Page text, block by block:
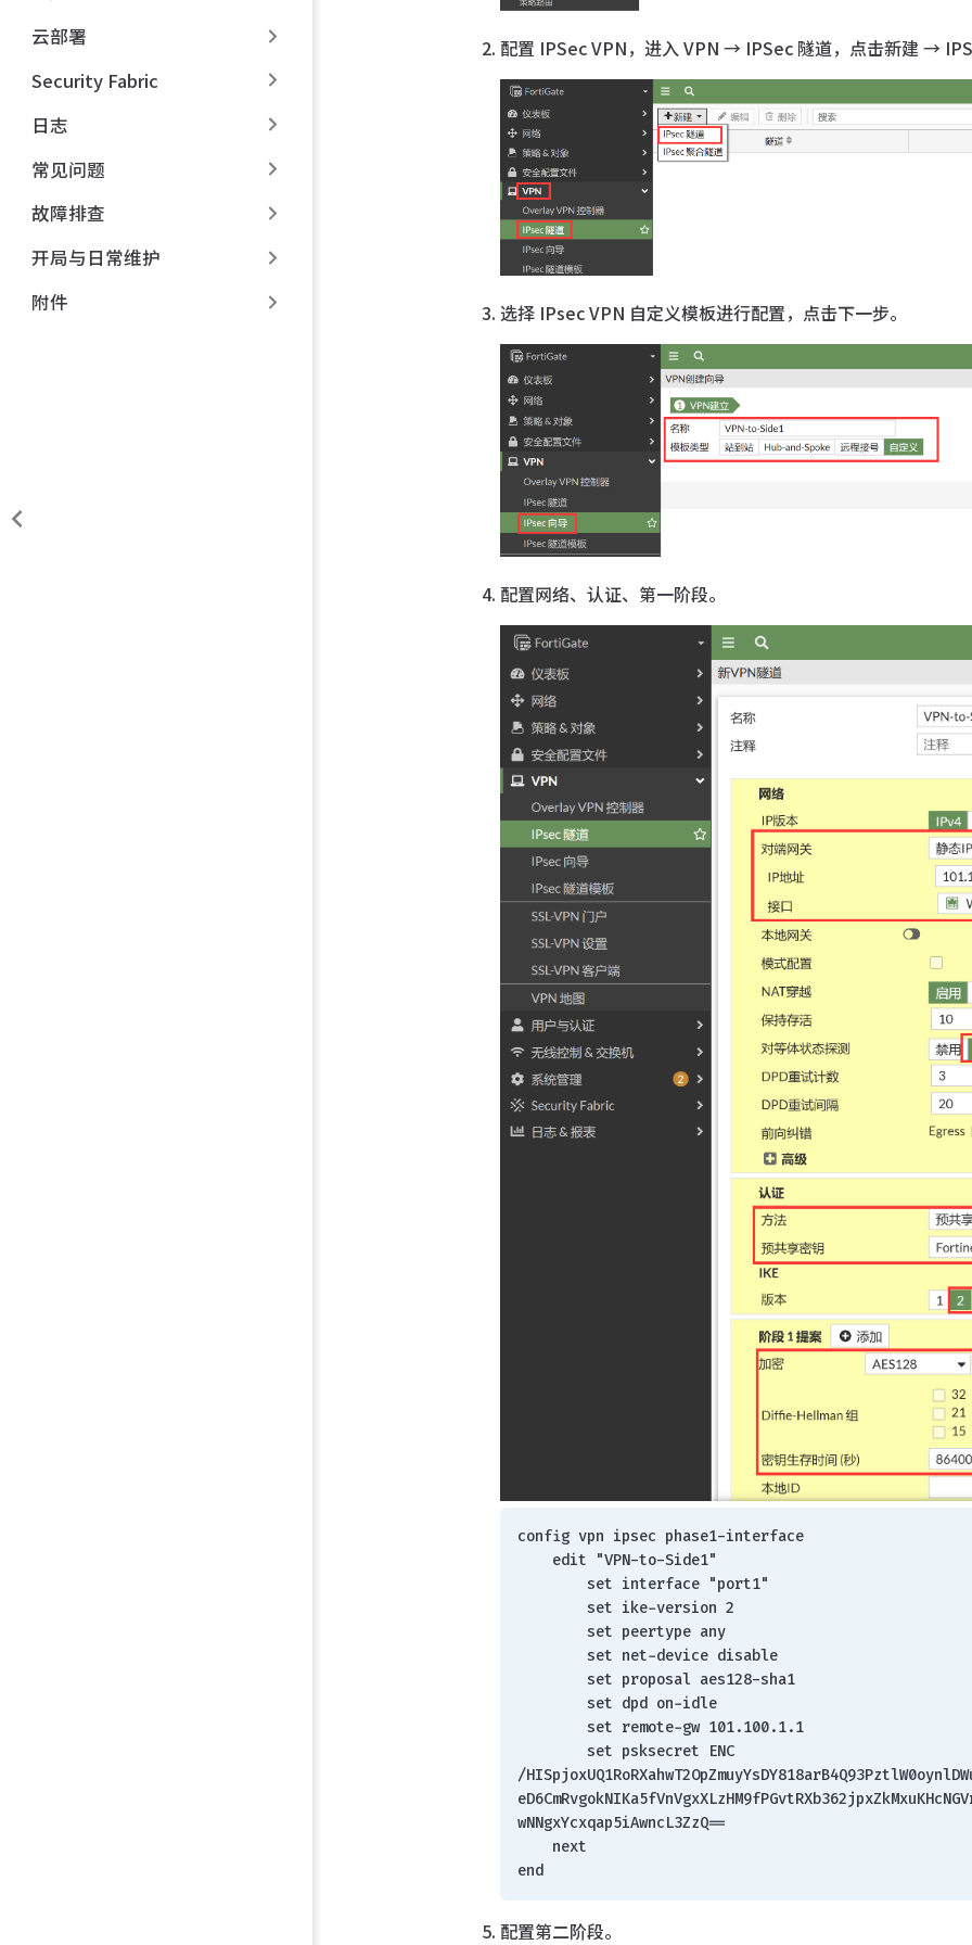
云部署
Security Fabric
日志
常见问题
故障排查
开局与日常维护
附件
配置 IPSec VPN，进入 VPN → IPSec 隧道，点击新建 →
选择 IPsec VPN 自定义模板进行配置，点击下一步。
配置网络、认证、第一阶段。
config vpn ipsec phase1-interface
    edit "VPN-to-Side1"
        set interface "port1"
        set ike-version 2
        set peertype any
        set net-device disable
        set proposal aes128-sha1
        set dpd on-idle
        set remote-gw 101.100.1.1
        set psksecret ENC
/
wNNgxYcxqap5iAwncL3ZzQ==
    next
end
配置第二阶段。